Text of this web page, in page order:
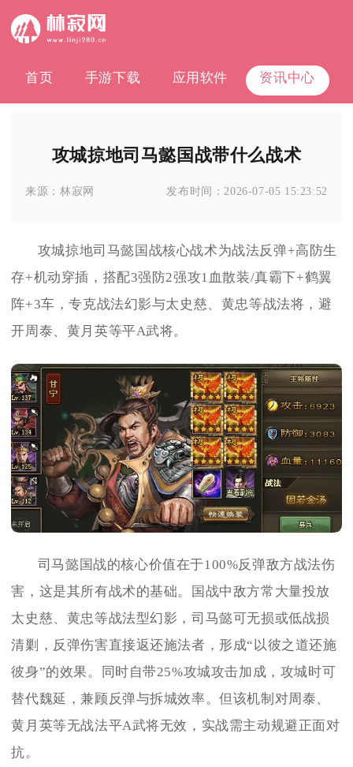
首页 手游下载 应用软件 资讯中心
攻城掠地司马懿国战带什么战术
来源：林寂网 发布时间： 2026-07-05 15:23:52
攻城掠地司马懿国战核心战术为战法反弹+高防生
存+机动穿插，搭配3强防2强攻1血散装/真霸下+鹤翼
阵+3车，专克战法幻影与太史慈、黄忠等战法将，避
开周泰、黄月英等平A武将。
司马懿国战的核心价值在于100%反弹敌方战法伤
害，这是其所有战术的基础。国战中敌方常大量投放
太史慈、黄忠等战法型幻影，司马懿可无损或低战损
清剿，反弹伤害直接返还施法者，形成“以彼之道还施
彼身”的效果。同时自带25%攻城攻击加成，攻城时可
替代魏延，兼顾反弹与拆城效率。但该机制对周泰、
黄月英等无战法平A武将无效，实战需主动规避正面对
抗。